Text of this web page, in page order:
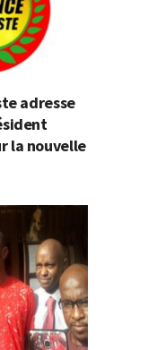
adresse
la nouvelle